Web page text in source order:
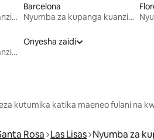
Nyumba za kupanga kuanzia mwezi mmoja
Barcelona
Nyumba za kupanga kuanzia mwezi mmoja
Nyumba za kupanga kuanzia mwezi mmoja
Onyesha zaidi
kutumika katika maeneo fulani na
Rosa Las Lisas Nyumba za